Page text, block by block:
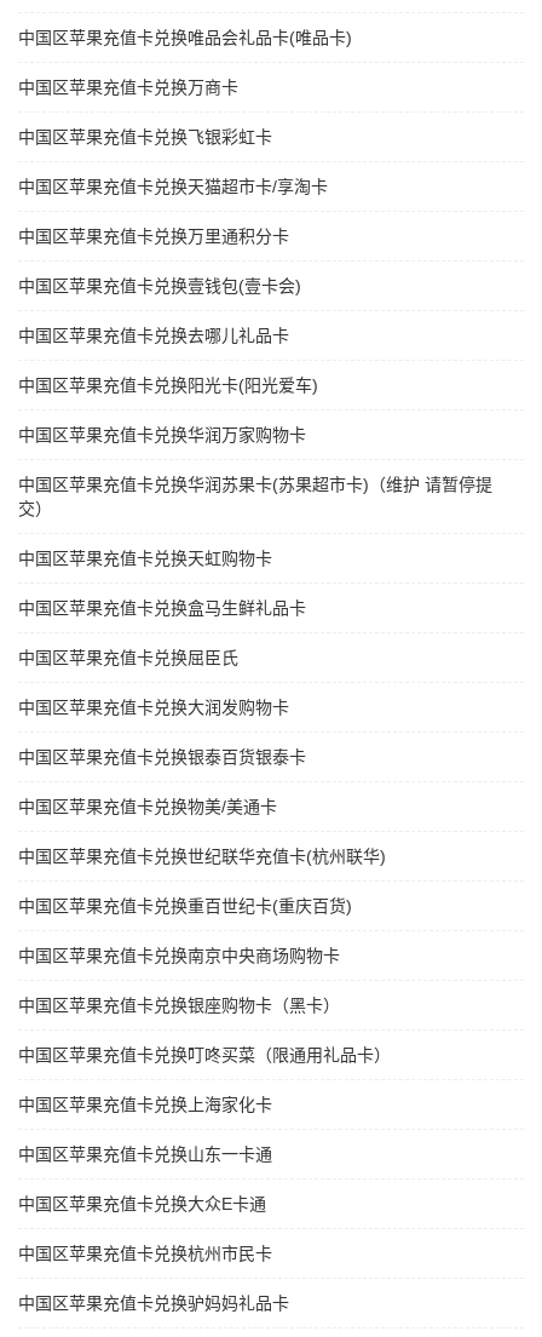
中国区苹果充值卡兑换唯品会礼品卡(唯品卡)
中国区苹果充值卡兑换万商卡
中国区苹果充值卡兑换飞银彩虹卡
中国区苹果充值卡兑换天猫超市卡/享淘卡
中国区苹果充值卡兑换万里通积分卡
中国区苹果充值卡兑换壹钱包(壹卡会)
中国区苹果充值卡兑换去哪儿礼品卡
中国区苹果充值卡兑换阳光卡(阳光爱车)
中国区苹果充值卡兑换华润万家购物卡
中国区苹果充值卡兑换华润苏果卡(苏果超市卡)（维护 请暂停提
交）
中国区苹果充值卡兑换天虹购物卡
中国区苹果充值卡兑换盒马生鲜礼品卡
中国区苹果充值卡兑换屈臣氏
中国区苹果充值卡兑换大润发购物卡
中国区苹果充值卡兑换银泰百货银泰卡
中国区苹果充值卡兑换物美/美通卡
中国区苹果充值卡兑换世纪联华充值卡(杭州联华)
中国区苹果充值卡兑换重百世纪卡(重庆百货)
中国区苹果充值卡兑换南京中央商场购物卡
中国区苹果充值卡兑换银座购物卡（黑卡）
中国区苹果充值卡兑换叮咚买菜（限通用礼品卡）
中国区苹果充值卡兑换上海家化卡
中国区苹果充值卡兑换山东一卡通
中国区苹果充值卡兑换大众E卡通
中国区苹果充值卡兑换杭州市民卡
中国区苹果充值卡兑换驴妈妈礼品卡